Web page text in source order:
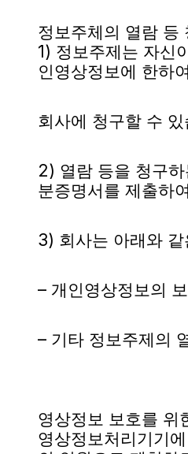
정보주체의 열람 등
1) 정보주제는 자신
인영상정보에 한하
회사에 청구할 수
2) 열람 등을 청구
분증명서를 제출하
3) 회사는 아래와
– 개인영상정보의
– 기타 정보주제의
영상정보 보호를 위
영상정보처리기기